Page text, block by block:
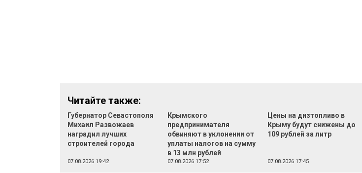
Читайте также:
Губернатор Севастополя
Михаил Развожаев
наградил лучших
строителей города
07.08.2026 19:42
Крымского
предпринимателя
обвиняют в уклонении от
уплаты налогов на сумму
в 13 млн рублей
07.08.2026 17:52
Цены на дизтопливо в
Крыму будут снижены до
109 рублей за литр
07.08.2026 17:45